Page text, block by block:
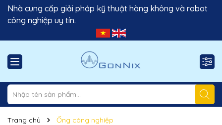
Nhà cung cấp giải pháp kỹ thuật hàng không và robot
công nghiệp uy tín.
Trang chủ Ống công nghiệp